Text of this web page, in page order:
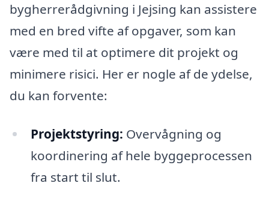
bygherrerådgivning i Jejsing kan assistere
med en bred vifte af opgaver, som kan
være med til at optimere dit projekt og
minimere risici. Her er nogle af de ydelse,
du kan forvente:
Projektstyring: Overvågning og
koordinering af hele byggeprocessen
fra start til slut.